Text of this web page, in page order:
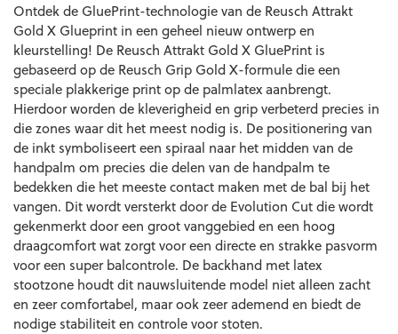
Ontdek de GluePrint-technologie van de Reusch Attrakt
Gold X Glueprint in een geheel nieuw ontwerp en
kleurstelling! De Reusch Attrakt Gold X GluePrint is
gebaseerd op de Reusch Grip Gold X-formule die een
speciale plakkerige print op de palmlatex aanbrengt.
Hierdoor worden de kleverigheid en grip verbeterd precies in
die zones waar dit het meest nodig is. De positionering van
de inkt symboliseert een spiraal naar het midden van de
handpalm om precies die delen van de handpalm te
bedekken die het meeste contact maken met de bal bij het
vangen. Dit wordt versterkt door de Evolution Cut die wordt
gekenmerkt door een groot vanggebied en een hoog
draagcomfort wat zorgt voor een directe en strakke pasvorm
voor een super balcontrole. De backhand met latex
stootzone houdt dit nauwsluitende model niet alleen zacht
en zeer comfortabel, maar ook zeer ademend en biedt de
nodige stabiliteit en controle voor stoten.